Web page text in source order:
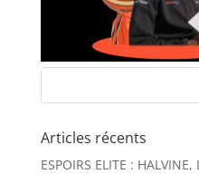
Articles récents
ESPOIRS ELITE : HALVINE,